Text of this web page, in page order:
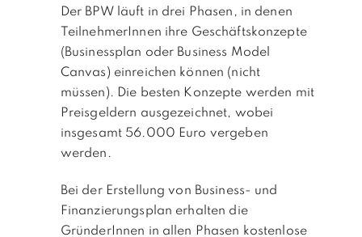
Der BPW läuft in drei Phasen, in denen
TeilnehmerInnen ihre Geschäftskonzepte
(Businessplan oder Business Model
Canvas) einreichen können (nicht
müssen). Die besten Konzepte werden mit
Preisgeldern ausgezeichnet, wobei
insgesamt 56.000 Euro vergeben
werden.
Bei der Erstellung von Business- und
Finanzierungsplan erhalten die
GründerInnen in allen Phasen kostenlose